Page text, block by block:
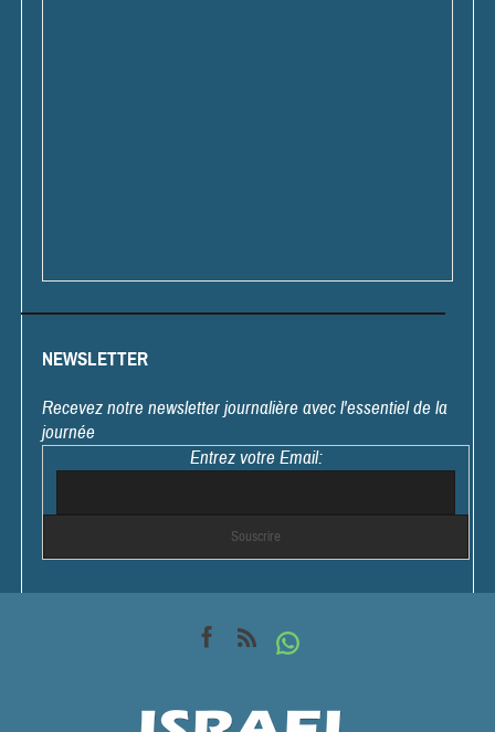
NEWSLETTER
Recevez notre newsletter journalière avec l'essentiel de la
journée
Entrez votre Email: